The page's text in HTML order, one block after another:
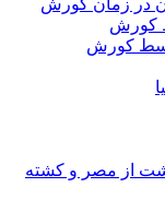
در زمان کورش
کورش
کورش
از مصر و کشته